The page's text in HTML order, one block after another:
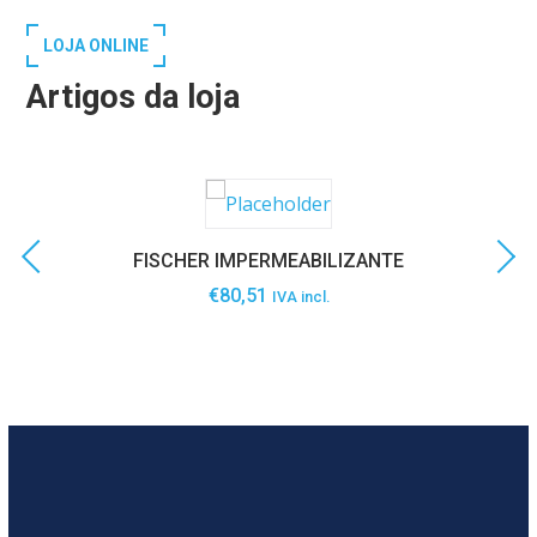
LOJA ONLINE
Artigos da loja
FISCHER IMPERMEABILIZANTE
€80,51 IVA incl.
SABER MAIS